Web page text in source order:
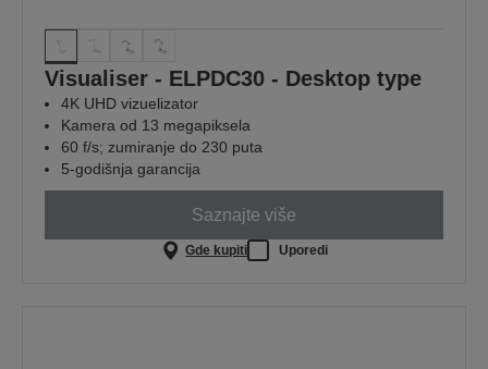
Visualiser - ELPDC30 - Desktop type
4K UHD vizuelizator
Kamera od 13 megapiksela
60 f/s; zumiranje do 230 puta
5-godišnja garancija
Saznajte više
Gde kupiti Uporedi